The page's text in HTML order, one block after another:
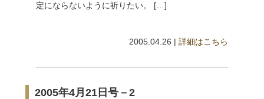
定にならないように祈りたい。 […]
2005.04.26 |詳細はこちら
2005年4月21日号－2